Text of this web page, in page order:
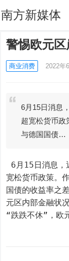
南方新媒体
警惕欧元
商业消费 2022年
6月15日消息
超宽松货币政
与德国国债…
宽松货币政策。
国债的收益率之
元区内部金融状
“跌跌不休”，欧